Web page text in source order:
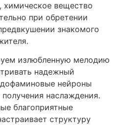
вещество
при обретении
знакомого
излюбленную мелодию
надежный
нейроны
наслаждения.
благоприятные
структуру